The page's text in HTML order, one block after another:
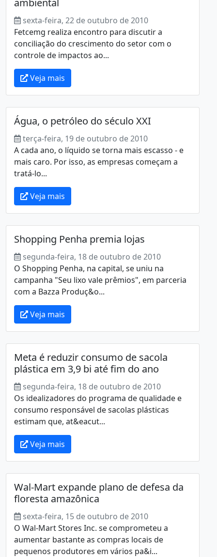
ambiental
sexta-feira, 22 de outubro de 2010
Fetcemg realiza encontro para discutir a
conciliação do crescimento do setor com o
controle de impactos ao...
Veja mais
Água, o petróleo do século XXI
terça-feira, 19 de outubro de 2010
A cada ano, o líquido se torna mais escasso - e
mais caro. Por isso, as empresas começam a
tratá-lo...
Veja mais
Shopping Penha premia lojas
segunda-feira, 18 de outubro de 2010
O Shopping Penha, na capital, se uniu na
campanha "Seu lixo vale prêmios", em parceria
com a Bazza Produç&o...
Veja mais
Meta é reduzir consumo de sacola
plástica em 3,9 bi até fim do ano
segunda-feira, 18 de outubro de 2010
Os idealizadores do programa de qualidade e
consumo responsável de sacolas plásticas
estimam que, at&eacut...
Veja mais
Wal-Mart expande plano de defesa da
floresta amazônica
sexta-feira, 15 de outubro de 2010
O Wal-Mart Stores Inc. se comprometeu a
aumentar bastante as compras locais de
pequenos produtores em vários pa&i...